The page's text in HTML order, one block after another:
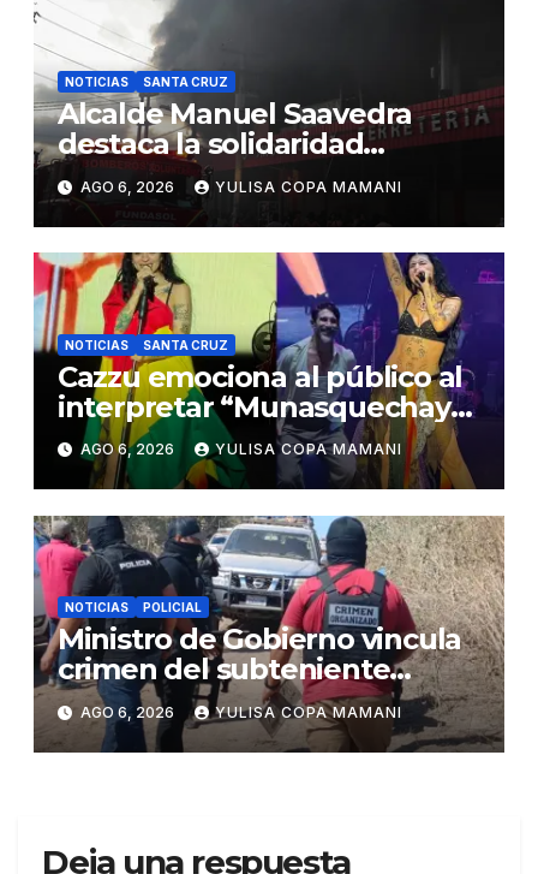
NOTICIAS SANTA CRUZ
Alcalde Manuel Saavedra
destaca la solidaridad
durante la emergencia en
Barrio Lindo
AGO 6, 2026 YULISA COPA MAMANI
NOTICIAS SANTA CRUZ
Cazzu emociona al público al
interpretar “Munasquechay”
en su concierto en Santa Cruz
AGO 6, 2026 YULISA COPA MAMANI
NOTICIAS POLICIAL
Ministro de Gobierno vincula
crimen del subteniente
Salazar con la red de
Sebastián Marset
AGO 6, 2026 YULISA COPA MAMANI
Deja una respuesta